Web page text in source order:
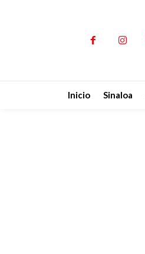
Inicio Sinaloa